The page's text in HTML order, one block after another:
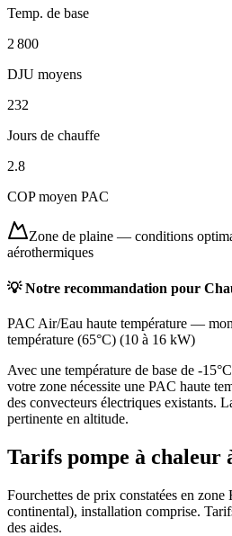
Temp. de base
2 800
DJU moyens
232
Jours de chauffe
2.8
COP moyen PAC
Zone de plaine — conditions
aérothermiques
💡 Notre recommandation pour
PAC Air/Eau haute température —
température (65°C) (10 à 16 kW)
Avec une température de base de -
votre zone nécessite une PAC haute
des convecteurs électriques existants.
pertinente en altitude.
Tarifs pompe à chaleur
Fourchettes de prix constatées en zone
continental), installation comprise.
des aides.